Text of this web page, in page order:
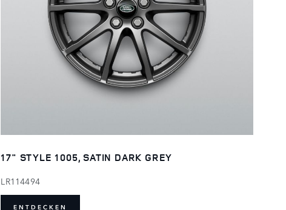
17" STYLE 1005, SATIN DARK GREY
LR114494
ENTDECKEN